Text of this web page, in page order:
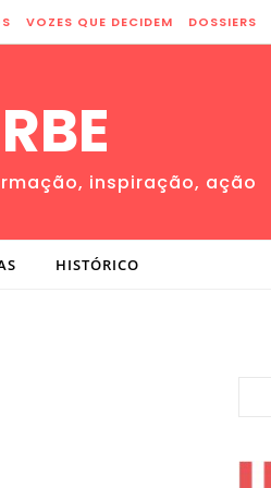
VOZES QUE DECIDEM DOSSIERS
inspiração, ação
HISTÓRICO